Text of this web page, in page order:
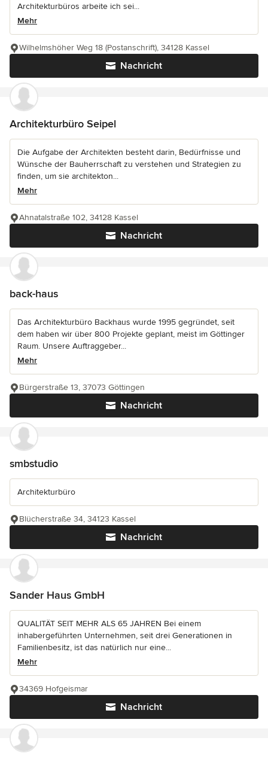
Architekturbüros arbeite ich sei...
Mehr
Nachricht
Wilhelmshöher Weg 18 (Postanschrift), 34128 Kassel
Architekturbüro Seipel
Die Aufgabe der Architekten besteht darin, Bedürfnisse und
Wünsche der Bauherrschaft zu verstehen und Strategien zu
finden, um sie architekton...
Mehr
Nachricht
Ahnatalstraße 102, 34128 Kassel
back-haus
Das Architekturbüro Backhaus wurde 1995 gegründet, seit
dem haben wir über 800 Projekte geplant, meist im Göttinger
Raum. Unsere Auftraggeber...
Mehr
Nachricht
Bürgerstraße 13, 37073 Göttingen
smbstudio
Architekturbüro
Nachricht
Blücherstraße 34, 34123 Kassel
Sander Haus GmbH
QUALITÄT SEIT MEHR ALS 65 JAHREN Bei einem
inhabergeführten Unternehmen, seit drei Generationen in
Familienbesitz, ist das natürlich nur eine...
Mehr
Nachricht
34369 Hofgeismar